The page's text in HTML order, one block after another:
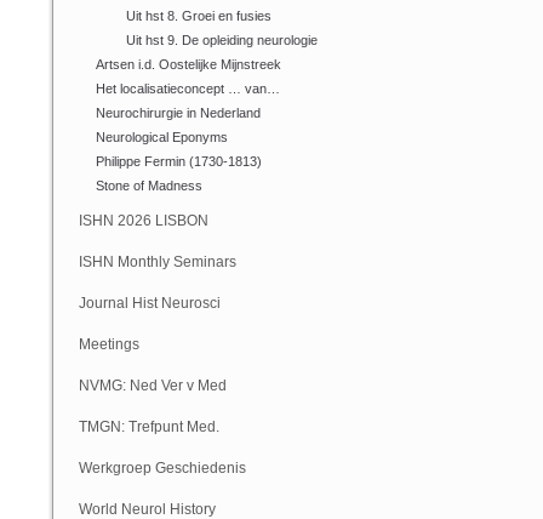
Uit hst 8. Groei en fusies
Uit hst 9. De opleiding neurologie
Artsen i.d. Oostelijke Mijnstreek
Het localisatieconcept … van…
Neurochirurgie in Nederland
Neurological Eponyms
Philippe Fermin (1730-1813)
Stone of Madness
ISHN 2026 LISBON
ISHN Monthly Seminars
(Online)
Journal Hist Neurosci
Meetings
NVMG: Ned Ver v Med
Geschiedenis
TMGN: Trefpunt Med.
Geschiedenis
Werkgroep Geschiedenis
NVN
World Neurol History